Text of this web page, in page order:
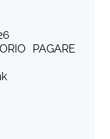
PAGARE